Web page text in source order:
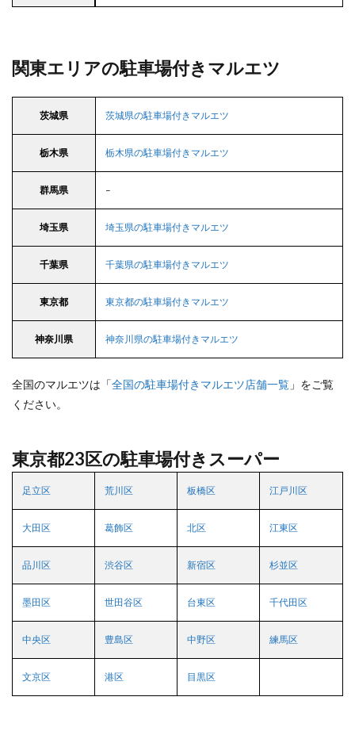
関東エリアの駐車場付きマルエツ
茨城県 茨城県の駐車場付きマルエツ
栃木県 栃木県の駐車場付きマルエツ
群馬県 –
埼玉県 埼玉県の駐車場付きマルエツ
千葉県 千葉県の駐車場付きマルエツ
東京都 東京都の駐車場付きマルエツ
神奈川県 神奈川県の駐車場付きマルエツ
全国のマルエツは「全国の駐車場付きマルエツ店舗一覧 」をご覧
ください。
東京都23区の駐車場付きスーパー
足立区 荒川区 板橋区 江戸川区
大田区 葛飾区 北区 江東区
品川区 渋谷区 新宿区 杉並区
墨田区 世田谷区 台東区 千代田区
中央区 豊島区 中野区 練馬区
文京区 港区 目黒区